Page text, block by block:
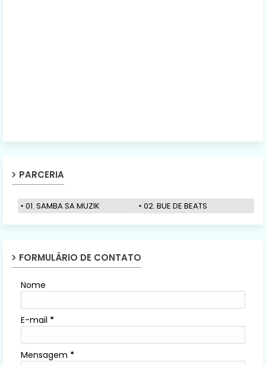
PARCERIA
01. SAMBA SA MUZIK 02. BUE DE BEATS
FORMULÁRIO DE CONTATO
Nome
E-mail *
Mensagem *